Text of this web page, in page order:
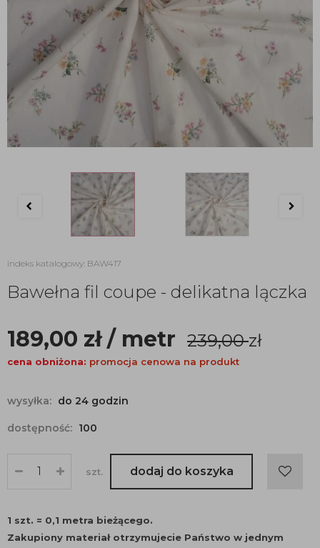
indeks katalogowy: BAW417
Bawełna fil coupe - delikatna lączka
189,00 zł/ metr 239,00zł
cena obniżona: promocja cenowa na produkt
wysyłka: do 24 godzin
dostępność: 100
szt. dodaj do koszyka
1 szt. = 0,1 metra bieżącego.
Zakupiony materiał otrzymujecie Państwo w jednym